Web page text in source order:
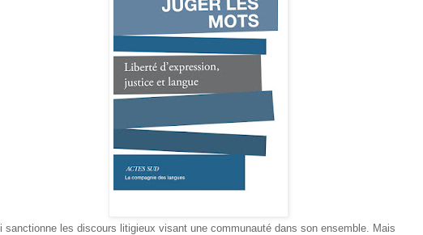
sanctionne les discours litigieux visant une communauté dans son ensemble. Mais